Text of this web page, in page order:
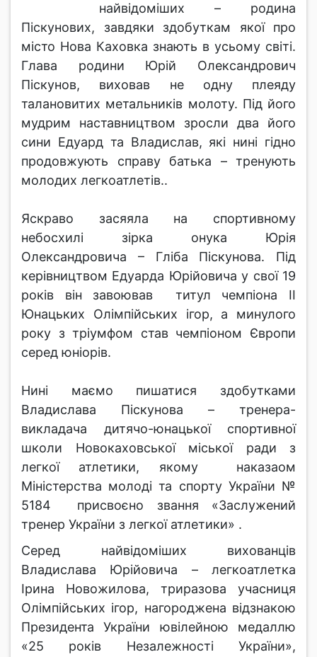
найвідоміших – родина
Піскунових, завдяки здобуткам якої про
місто Нова Каховка знають в усьому світі.
Глава родини Юрій Олександрович
Піскунов, виховав не одну плеяду
талановитих метальників молоту. Під його
мудрим наставництвом зросли два його
сини Едуард та Владислав, які нині гідно
продовжують справу батька – тренують
молодих легкоатлетів..
Яскраво засяяла на спортивному
небосхилі зірка онука Юрія
Олександровича – Гліба Піскунова. Під
керівництвом Едуарда Юрійовича у свої 19
років він завоював титул чемпіона ІІ
Юнацьких Олімпійських ігор, а минулого
року з тріумфом став чемпіоном Європи
серед юніорів.
Нині маємо пишатися здобутками
Владислава Піскунова – тренера-
викладача дитячо-юнацької спортивної
школи Новокаховської міської ради з
легкої атлетики, якому наказаом
Міністерства молоді та спорту України №
5184 присвоєно звання «Заслужений
тренер України з легкої атлетики» .
Серед найвідоміших вихованців
Владислава Юрійовича – легкоатлетка
Ірина Новожилова, триразова учасниця
Олімпійських ігор, нагороджена відзнакою
Президента України ювілейною медаллю
«25 років Незалежності України»,